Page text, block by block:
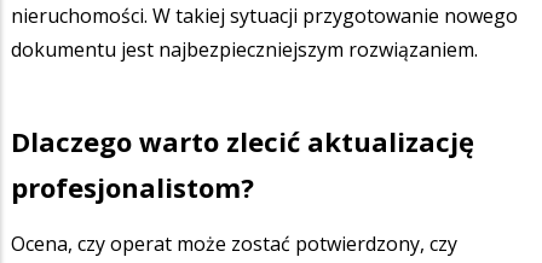
nieruchomości. W takiej sytuacji przygotowanie nowego
dokumentu jest najbezpieczniejszym rozwiązaniem.
Dlaczego warto zlecić aktualizację
profesjonalistom?
Ocena, czy operat może zostać potwierdzony, czy